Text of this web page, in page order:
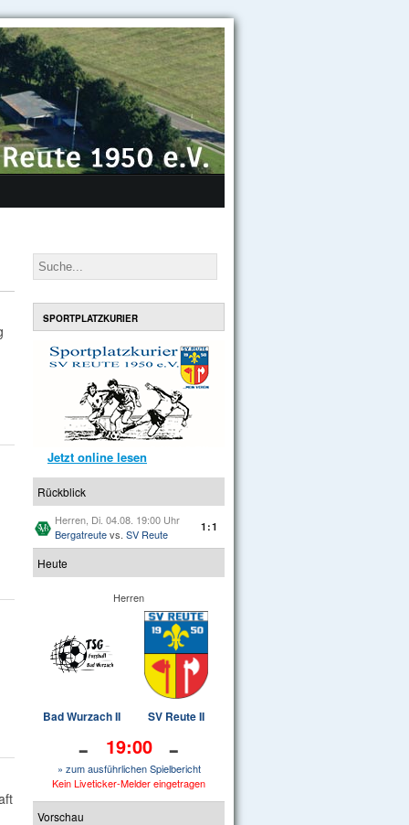
SPORTPLATZKURIER
Jetzt online lesen
Rückblick
Herren, Di. 04.08. 19:00 Uhr
Bergatreutevs. SV Reute
1:1
Heute
Herren
Bad Wurzach II SV Reute II
- 19:00 -
» zum ausführlichen Spielbericht
Kein Liveticker-Melder eingetragen
Vorschau